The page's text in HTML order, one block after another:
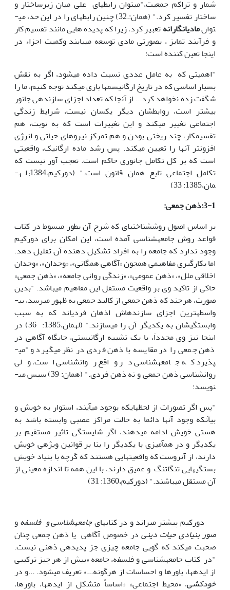
شمار و تراکم جمعیت،"میتوان رابطه­ای علی میان زیرساختار و
ساختار تفسیر کرد." (همان:.32) چنین رابطه­ای را در این حد، می­
توانمادی­انگارانهتعبیر کرد، زیرا که پدیده هایی مانند تقسیم کار
و فرآیند تمایز ، بصورتی مادی توسعه می­یابند وکمیت اجزاء در
اینجا تعین کننده است:
"اهمیتی که به عامل عددی نسبت داده می­شود، اگر به نقش
بسیار اساسی که در تاریخ ارگانیسم­ها بازی می­کند توجه کنیم، ما را
شگفت زده نخواهد کرد... از آنجا که تعداد اجزای سازنده­ی جانور
بیشتر است، روابطشان دیگر یکسان نیست، شرایط زندگی
اجتماعی تغییر می­کند و این تغییرات است که به نوبت، هم
تقسیم­کار، چند ریختی بودن و هم تمرکز نیروهای حیاتی و انرژی
افزونتر آنها را تعیین می­کند. پس رشد ماده ارگانیک، واقعیتی
است که بر کل تکامل جانوری حاکم است. تعجب آور نیست که
تکامل اجتماعی تابع همان قانون است." (دورکیم،1384; له­
مان،1385: 33)
3-1:ذهن جمعی:
بر اساس اصول روش­شناختی­ای که شرح آن بطور مبسوط در کتاب
قواعد روش جامعه­شناسی آمده است، این امکان برای دورکیم
وجود ندارد که جامعه را به افراد تشکیل دهنده آن تقلیل دهد.
اما بکارگیری مفاهیمی همچون «آگاهی همگانی»، «وجدان»، «وجدان
اخلاقی ملل»، «ذهن عمومی»، «زندگی روانی جامعه»، «ذهن جمعی»
حاکی از تاکید وی بر واقعیت مستقل این مفاهیم می­باشد. "بدین
صورت، هرچند که ذهن جمعی از کالبد جمعی به ظهور می­رسد، بی­
واسطه­ترین اجزای سازنده­اش اذهان فردی­اند که به سبب
وابستگی­شان به یکدیگر آن را می­سازند." (له­مان،1385: 36) در
اینجا نیز وی مجدداَ، با یک تشبیه ارگانیستی، جایگاه آگاهی در
ذهن جمعی را در مقایسه با ذهن فردی در نظر می­گیرد و "می­
پذیرد که جامعه­شناسی در واقع روانشناسی است، ولی
روانشناسی ذهن جمعی و نه ذهن فردی." (همان: 39) سپس می­
نویسد:
"پس اگر تصورات از لحظه­ایکه بوجود می­آیند، استوار به خویش و
بی­آنکه وجود آنها دائما به حالت مراکز عصبی وابسته باشد به
هستی خویش ادامه می­دهند، اگر شایستگی تاثیر مستقیم بر
یکدیگر و در هم­آمیزی با یکدیگر را بنا بر قوانین ویژه­ی خویش
دارند، از آنروست که واقعیت­هایی هستند که گرچه با بنیاد خویش
بستگیهایی تنگاتنگ و عمیق دارند، با این همه تا اندازه معینی از
آن مستقل می­باشند." (دورکیم،1360: 31)
دورکیم پیش­تر می­راند و در کتاب­هایجامعه­شناسی و فلسفهو
صور بنیادی حیات دینی در خصوص آگاهی یا ذهن جمعی چنان
صحبت می­کند که گویی جامعه چیزی جز پدیده­ی ذهنی نیست.
"در کتابِ جامعه­شناسی و فلسفه، جامعه «بیش از هر چیز ترکیبی
از ایده­ها، باورها و احساسات از هرگونه...» تعریف می­شود. ...و در
خودکشی، «محیط اجتماعی» «اساساً متشکل از ایده­ها، باورها،